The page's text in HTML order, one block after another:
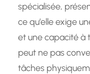
spécialisée,
ce qu’elle exige
et une capacité à
peut ne pas
tâches